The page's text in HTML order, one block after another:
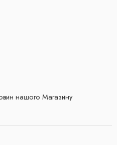
нашого Магазину